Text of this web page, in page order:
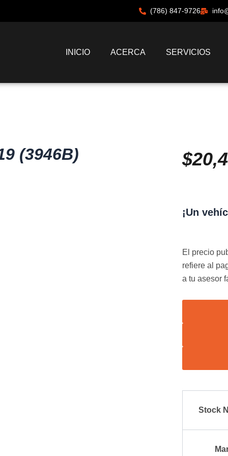
(786) 847-9726
INICIO ACERCA SERVICIOS
(3946B) $
¡Un
El precio
refiere al
a tu asesor
Stock